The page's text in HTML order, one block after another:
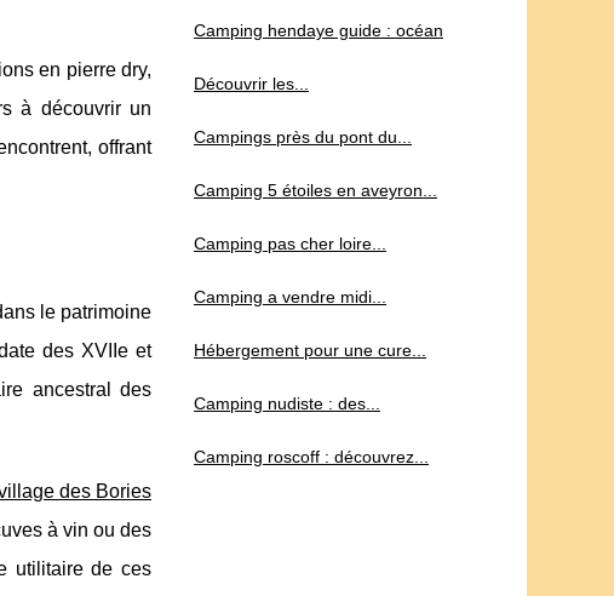
en pierre dry,
à découvrir un
offrant
le patrimoine
des XVIIe et
ancestral des
des Bories
à vin ou des
utilitaire de ces
Camping hendaye guide : océan
Découvrir les...
Campings près du pont du...
Camping 5 étoiles en aveyron...
Camping pas cher loire...
Camping a vendre midi...
Hébergement pour une cure...
Camping nudiste : des...
Camping roscoff : découvrez...